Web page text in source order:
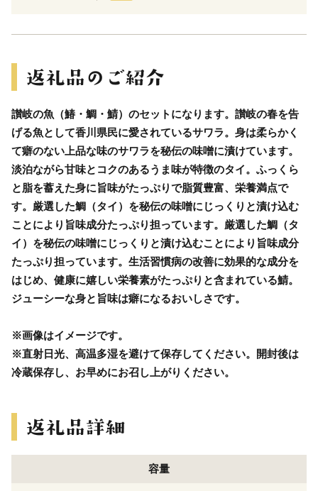
讃岐の魚（鰆・鯛・鯖）のセットになります。讃岐の春を告
げる魚として香川県民に愛されているサワラ。身は柔らかく
て癖のない上品な味のサワラを秘伝の味噌に漬けています。
淡泊ながら甘味とコクのあるうま味が特徴のタイ。ふっくら
と脂を蓄えた身に旨味がたっぷりで脂質豊富、栄養満点で
す。厳選した鯛（タイ）を秘伝の味噌にじっくりと漬け込む
ことにより旨味成分たっぷり担っています。厳選した鯛（タ
イ）を秘伝の味噌にじっくりと漬け込むことにより旨味成分
たっぷり担っています。生活習慣病の改善に効果的な成分を
はじめ、健康に嬉しい栄養素がたっぷりと含まれている鯖。
ジューシーな身と旨味は癖になるおいしさです。
※画像はイメージです。
※直射日光、高温多湿を避けて保存してください。開封後は
冷蔵保存し、お早めにお召し上がりください。
容量